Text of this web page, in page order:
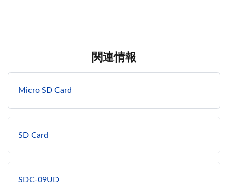
関連情報
Micro SD Card
SD Card
SDC-09UD